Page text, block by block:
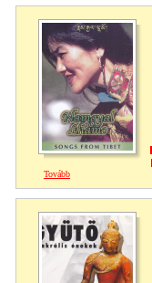
Tovább